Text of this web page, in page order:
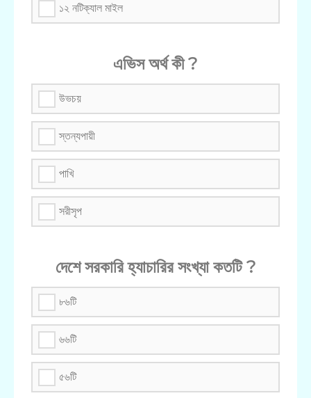
১২ নটিক্যাল মাইল
এভিস অর্থ কী ?
উভচয়
স্তন্যপায়ী
পাখি
সরীসৃপ
দেশে সরকারি হ্যাচারির সংখ্যা কতটি ?
৮৬টি
৬৬টি
৫৬টি